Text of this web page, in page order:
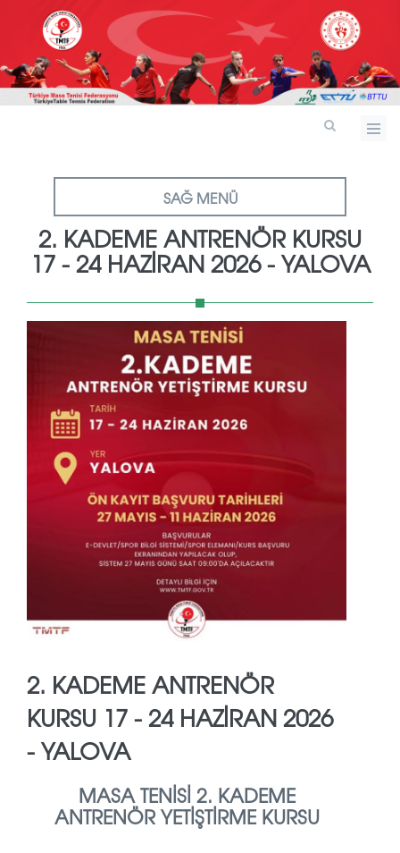
SAĞ MENÜ
2. KADEME ANTRENÖR KURSU
17 - 24 HAZIRAN 2026 - YALOVA
2. KADEME ANTRENÖR
KURSU 17 - 24 HAZIRAN 2026
- YALOVA
MASA TENİSİ 2. KADEME
ANTRENÖR YETİŞTİRME KURSU